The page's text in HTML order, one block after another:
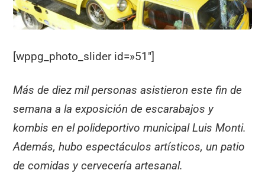
[wppg_photo_slider id=»51″]
Más de diez mil personas asistieron este fin de
semana a la exposición de escarabajos y
kombis en el polideportivo municipal Luis Monti.
Además, hubo espectáculos artísticos, un patio
de comidas y cervecería artesanal.